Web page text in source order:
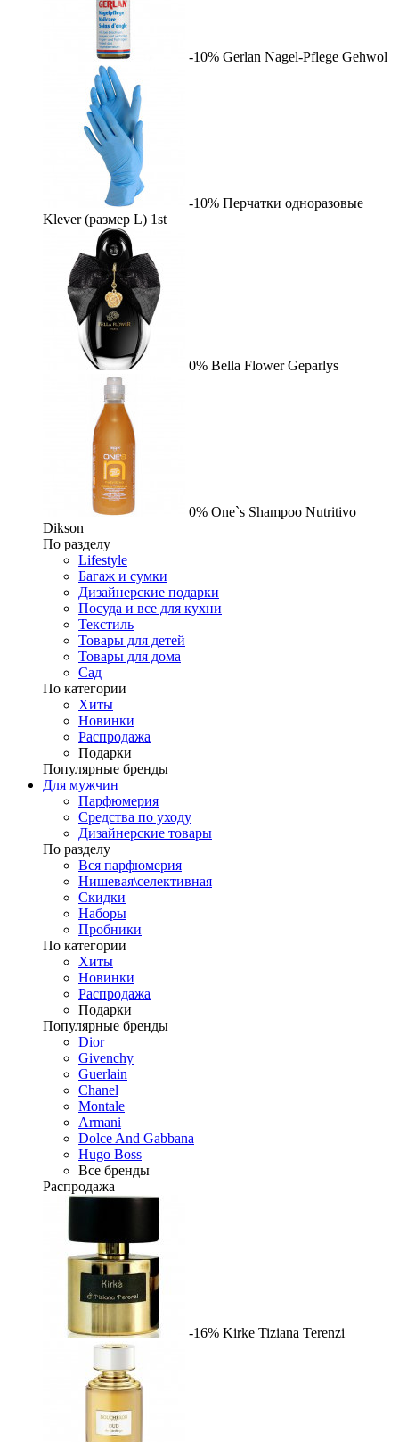
-10% Gerlan Nagel-Pflege Gehwol
-10% Перчатки одноразовые
Klever (размер L) 1st
0% Bella Flower Geparlys
0% One`s Shampoo Nutritivo
Dikson
По разделу
Lifestyle
Багаж и сумки
Дизайнерские подарки
Посуда и все для кухни
Текстиль
Товары для детей
Товары для дома
Сад
По категории
Хиты
Новинки
Распродажа
Подарки
Популярные бренды
Для мужчин
Парфюмерия
Средства по уходу
Дизайнерские товары
По разделу
Вся парфюмерия
Нишевая\селективная
Скидки
Наборы
Пробники
По категории
Хиты
Новинки
Распродажа
Подарки
Популярные бренды
Dior
Givenchy
Guerlain
Chanel
Montale
Armani
Dolce And Gabbana
Hugo Boss
Все бренды
Распродажа
-16% Kirke Tiziana Terenzi